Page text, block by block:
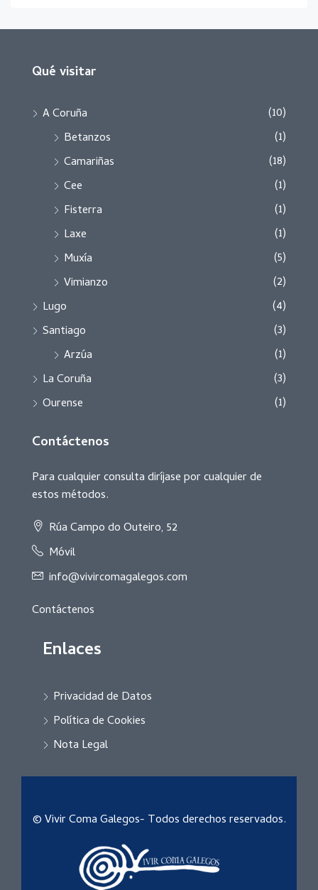
Qué visitar
A Coruña
(10)
Betanzos
(1)
Camariñas
(18)
Cee
(1)
Fisterra
(1)
Laxe
(1)
Muxía
(5)
Vimianzo
(2)
Lugo
(4)
Santiago
(3)
Arzúa
(1)
La Coruña
(3)
Ourense
(1)
Contáctenos
Para cualquier consulta diríjase por cualquier de
estos métodos.
Rúa Campo do Outeiro, 52
Móvil
info@vivircomagalegos.com
Contáctenos
Enlaces
Privacidad de Datos
Política de Cookies
Nota Legal
© Vivir Coma Galegos- Todos derechos reservados.